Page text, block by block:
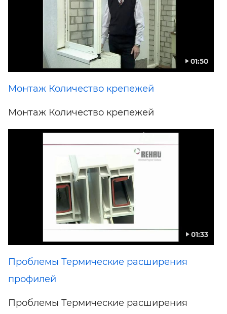
01:50
Монтаж Количество крепежей
Монтаж Количество крепежей
01:33
Проблемы Термические расширения
профилей
Проблемы Термические расширения